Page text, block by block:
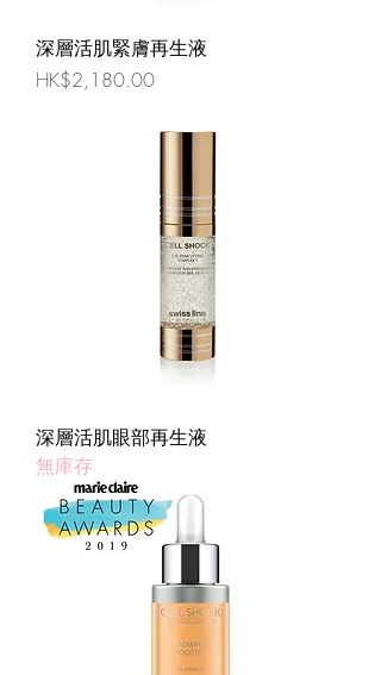
深層活肌緊膚再生液
價格
HK$2,180.00
深層活肌眼部再生液
無庫存